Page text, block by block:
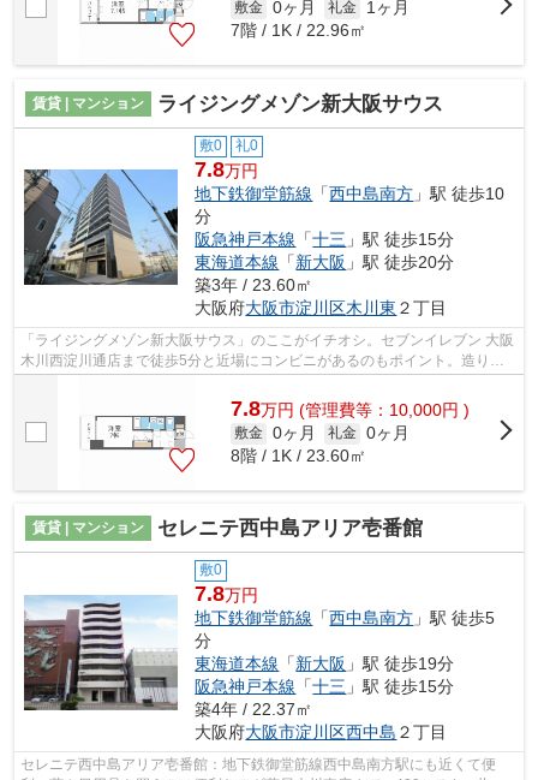
敷金 0ヶ月 礼金
1ヶ月
7階 / 1K / 22.96㎡
賃貸 | マンション ライジングメゾン新大阪サウス
敷0 礼0
7.8万円
地下鉄御堂筋線 「西中島南方 」駅 徒歩10
分
阪急神戸本線 「十三 」駅 徒歩15分
東海道本線 「新大阪 」駅 徒歩20分
築3年 / 23.60㎡
大阪府大阪市淀川区木川東 ２丁目
「ライジングメゾン新大阪サウス」のここがイチオシ。セブンイレブン 大阪
木川西淀川通店まで徒歩5分と近場にコンビニがあるのもポイント。造りと
デザインに関して、自信をもって情報...
7.8万円 (管理費等：10,000円 )
敷金 0ヶ月 礼金 0ヶ月
8階 / 1K / 23.60㎡
賃貸 | マンション セレニテ西中島アリア壱番館
敷0
7.8万円
地下鉄御堂筋線 「西中島南方 」駅 徒歩5
分
東海道本線 「新大阪 」駅 徒歩19分
阪急神戸本線 「十三 」駅 徒歩15分
築4年 / 22.37㎡
大阪府大阪市淀川区西中島 ２丁目
セレニテ西中島アリア壱番館：地下鉄御堂筋線西中島南方駅にも近くて便